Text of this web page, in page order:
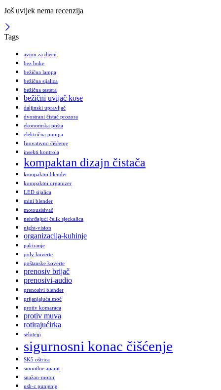
Još uvijek nema recenzija
Tags
avion za djecu
bez buke
bežična lampa
bežična sijalica
bežična testera
bežični uvijač kose
daljinski upravljač
dvostrani čistač prozora
ekonomska pošta
električna pumpa
Inovativno čišćenje
insekti kontrola
kompaktan dizajn čistača
kompaktni blender
kompaktni organizer
LED sijalica
mini blender
motousisivač
nehrđajući čelik sjeckalica
night-vision
organizacija-kuhinje
pakiranje
poly koverte
poštanske koverte
prenosiv brijač
prenosivi-audio
prenosivi blender
prijanjajuća moć
protiv komaraca
protiv muva
rotirajućirka
selotejp
sigurnosni konac čišćenje
SK5 oštrica
smoothie aparat
snažan-motor
usb-c punjenje